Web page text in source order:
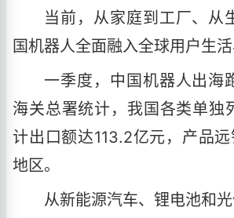
当前，从家庭到工厂、从
国机器人全面融入全球用户生活
一季度，中国机器人出海
海关总署统计，我国各类单独
计出口额达113.2亿元，产品
地区。
从新能源汽车、锂电池和